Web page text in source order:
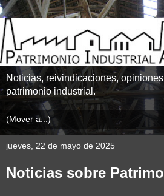
Noticias, reivindicaciones,
patrimonio industrial.
jueves, 22 de mayo de 2025
Noticias sobre